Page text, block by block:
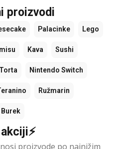
proizvodi
Palacinke Lego
Kava Sushi
Torta Nintendo Switch
Ružmarin
Burek
proizvode po najnižim